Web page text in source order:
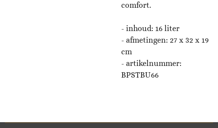
comfort.
- inhoud: 16 liter
- afmetingen: 27 x 32 x 19
cm
- artikelnummer:
BPSTBU66